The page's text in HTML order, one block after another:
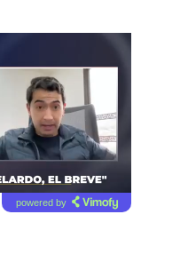
powered by